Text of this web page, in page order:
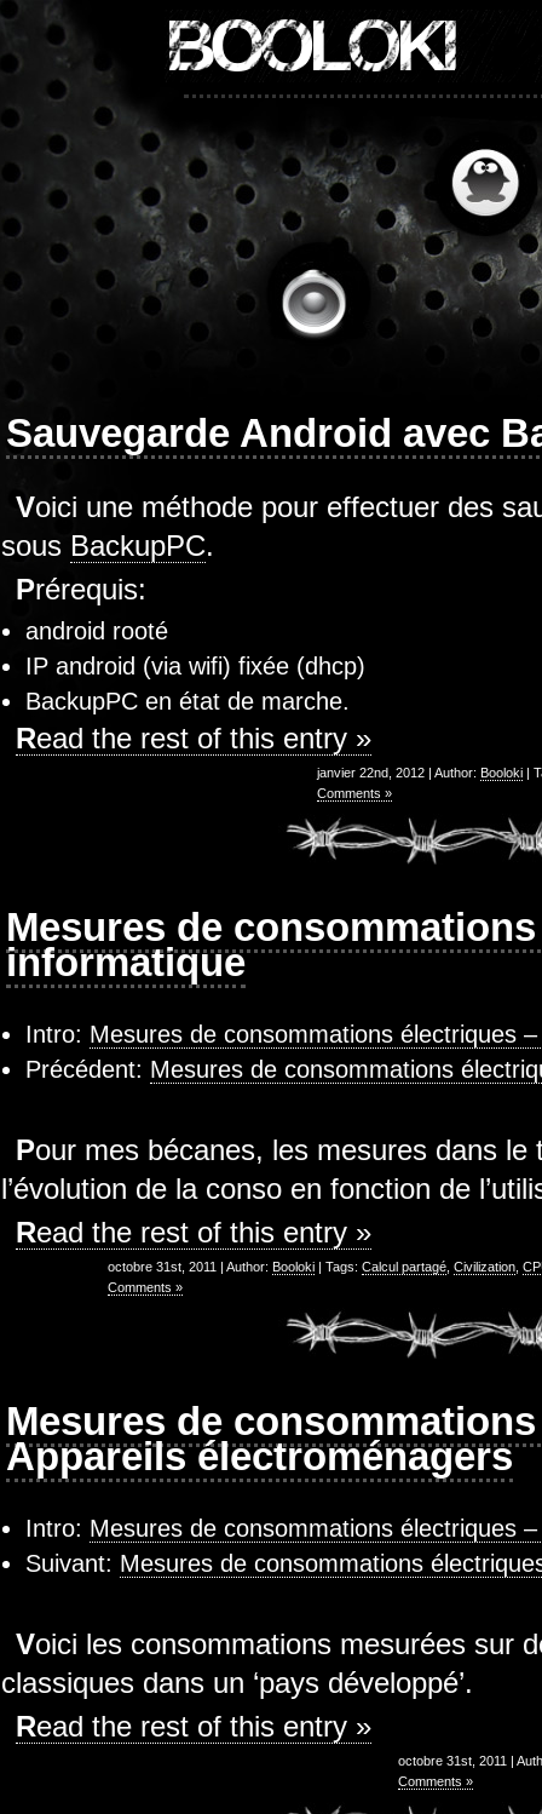
BOOLOKI
Sauvegarde Android avec
Voici une méthode pour effectuer des
sous BackupPC.
Prérequis:
android rooté
IP android (via wifi) fixée (dhcp)
BackupPC en état de marche.
Read the rest of this entry »
janvier 22nd, 2012 | Author: Booloki|
Comments »
Mesures de
informatique
Intro: Mesures de consommations électriques
Précédent: Mesures de consommations
Pour mes bécanes, les mesures dans le temps m’ont permis de suivre
l’évolution de la conso en fonction de
Read the rest of this entry »
octobre 31st, 2011 | Author: Booloki| Tags: Calcul partagé, Civilization,
Comments »
Mesures de
Appareils électroménagers
Intro: Mesures de consommations électriques
Suivant: Mesures de consommations
Voici les consommations mesurées sur des appareils électroménagers
classiques dans un ‘pays développé’.
Read the rest of this entry »
octobre 31st, 2011 |
Comments »